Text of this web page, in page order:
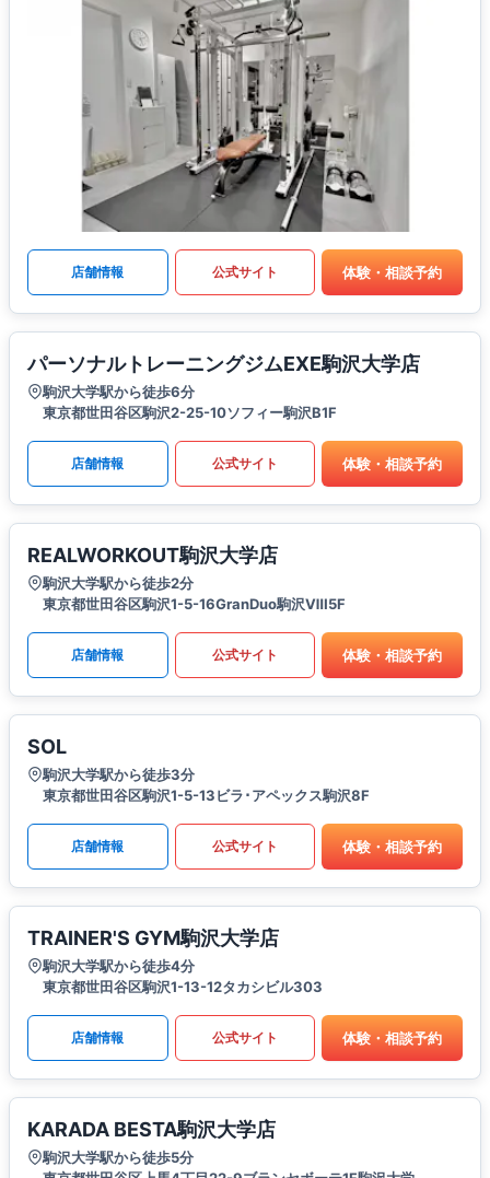
店舗情報 公式サイト 体験・相談予約
パーソナルトレーニングジムEXE駒沢大学店
駒沢大学駅から徒歩6分
東京都世田谷区駒沢2-25-10ソフィー駒沢B1F
店舗情報 公式サイト 体験・相談予約
REALWORKOUT駒沢大学店
駒沢大学駅から徒歩2分
東京都世田谷区駒沢1-5-16GranDuo駒沢Ⅷ5F
店舗情報 公式サイト 体験・相談予約
SOL
駒沢大学駅から徒歩3分
東京都世田谷区駒沢1-5-13ビラ･アペックス駒沢8F
店舗情報 公式サイト 体験・相談予約
TRAINER'S GYM駒沢大学店
駒沢大学駅から徒歩4分
東京都世田谷区駒沢1-13-12タカシビル303
店舗情報 公式サイト 体験・相談予約
KARADA BESTA駒沢大学店
駒沢大学駅から徒歩5分